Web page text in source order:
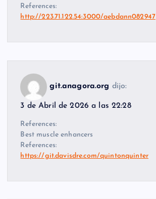
References:
http://223.71.122.54:3000/aebdann082947
git.anagora.org dijo:
3 de Abril de 2026 a las 22:28
References:
Best muscle enhancers
References:
https://git.davisdre.com/quintonquinter